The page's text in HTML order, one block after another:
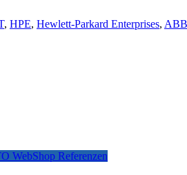
, HPE, Hewlett-Parkard Enterprises, ABB
WebShop Referenzen